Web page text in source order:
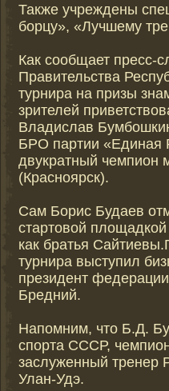
Также учреждены
борцу», «Лучшему
Как сообщает пресс-
Правительства
турнира на призы
зрителей
Владислав
БРО партии «Единая
двукратный чемпион
(Красноярск).
Сам Борис Будаев
стартовой
как братья
турнира выступил
президент
Бредний.
Напомним, что Б.Д.
спорта СССР,
заслуженный тренер
Улан-Удэ.